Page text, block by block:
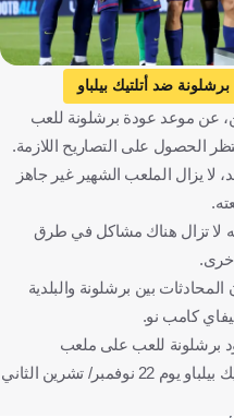
برشلونة ضد أتلتيك بيلباو
عن موعد عودة برشلونة للعب
الحصول على التصاريح اللازمة.
لا يزال الملعب الشهير غير جاهز
لا تزال هناك مشاكل في طرق
بين برشلونة والبلدية
كامب نو.
برشلونة للعب على ملعب
"سبوتيفاي كامب نو" بداية من مباراة أتلتيك بيلباو يوم 22 نوفمبر/ تشرين الثاني